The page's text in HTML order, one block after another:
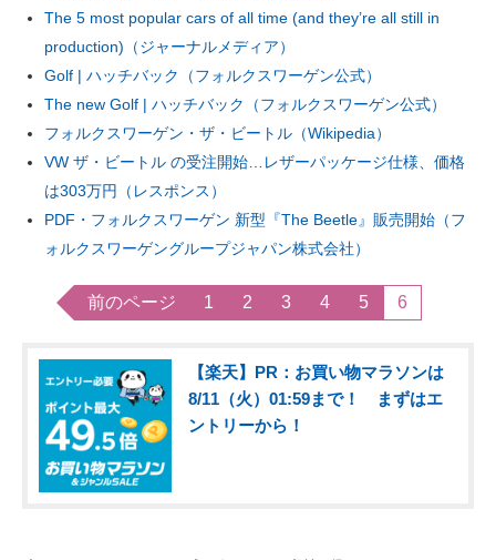
The 5 most popular cars of all time (and they’re all still in
production)（ジャーナルメディア）
Golf | ハッチバック（フォルクスワーゲン公式）
The new Golf | ハッチバック（フォルクスワーゲン公式）
フォルクスワーゲン・ザ・ビートル（Wikipedia）
VW ザ・ビートル の受注開始…レザーパッケージ仕様、価格
は303万円（レスポンス）
PDF・フォルクスワーゲン 新型『The Beetle』販売開始（フ
ォルクスワーゲングループジャパン株式会社）
前のページ 1 2 3 4 5 6
【楽天】PR：お買い物マラソンは
8/11（火）01:59まで！ まずはエ
ントリーから！